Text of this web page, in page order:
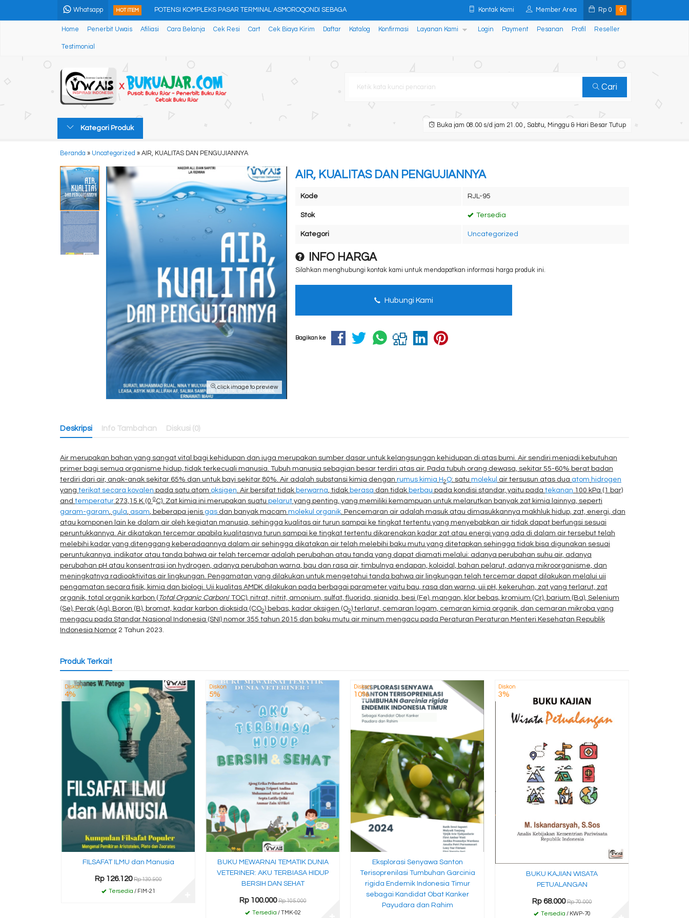
Whatsapp HOT ITEM POTENSI KOMPLEKS PASAR TERMINAL ASMOROQONDI SEBAGA
Pengolahan Susu Kuda Liar Sumbawa Menjadi Permen S
Memahami Keterikatan Kerja Perawat
Pembelajaran PAI Berbasis Deep Learning untuk Peng
TIGA RISALAH: Mengenal Allah, Mengenal Nabi Muhamm
Kontak Kami Member Area Rp 0 0
Home Penerbit Uwais Afiliasi Cara Belanja Cek Resi Cart Cek Biaya Kirim Daftar Katalog Konfirmasi Layanan Kami Login Payment Pesanan Profil Reseller
Testimonial
Cari
Kategori Produk Buka jam 08.00 s/d jam 21.00 , Sabtu, Minggu & Hari Besar Tutup
Beranda » Uncategorized » AIR, KUALITAS DAN PENGUJIANNYA
click image to preview
AIR, KUALITAS DAN PENGUJIANNYA
Kode RJL-95
Stok Tersedia
Kategori Uncategorized
INFO HARGA
Silahkan menghubungi kontak kami untuk mendapatkan informasi harga produk ini.
Hubungi Kami
Bagikan ke
Deskripsi Info Tambahan Diskusi (0)
Air merupakan bahan yang sangat vital bagi kehidupan dan juga merupakan sumber dasar untuk kelangsungan kehidupan di atas bumi. Air sendiri menjadi kebutuhan
primer bagi semua organisme hidup, tidak terkecuali manusia. Tubuh manusia sebagian besar terdiri atas air. Pada tubuh orang dewasa, sekitar 55-60% berat badan
terdiri dari air, anak-anak sekitar 65% dan untuk bayi sekitar 80%. Air adalah substansi kimia dengan rumus kimia H2O: satu molekul air tersusun atas dua atom hidrogen
yang terikat secara kovalen pada satu atom oksigen. Air bersifat tidak berwarna, tidak berasa dan tidak berbau pada kondisi standar, yaitu pada tekanan 100 kPa (1 bar)
and temperatur 273,15 K (0 0C). Zat kimia ini merupakan suatu pelarut yang penting, yang memiliki kemampuan untuk melarutkan banyak zat kimia lainnya, seperti
garam-garam, gula, asam, beberapa jenis gas dan banyak macam molekul organik. Pencemaran air adalah masuk atau dimasukkannya makhluk hidup, zat, energi, dan
atau komponen lain ke dalam air oleh kegiatan manusia, sehingga kualitas air turun sampai ke tingkat tertentu yang menyebabkan air tidak dapat berfungsi sesuai
peruntukkannya. Air dikatakan tercemar apabila kualitasnya turun sampai ke tingkat tertentu dikarenakan kadar zat atau energi yang ada di dalam air tersebut telah
melebihi kadar yang ditenggang keberadaannya dalam air sehingga dikatakan air telah melebihi baku mutu yang ditetapkan sehingga tidak bisa digunakan sesuai
peruntukannya. indikator atau tanda bahwa air telah tercemar adalah perubahan atau tanda yang dapat diamati melalui: adanya perubahan suhu air, adanya
perubahan pH atau konsentrasi ion hydrogen, adanya perubahan warna, bau dan rasa air, timbulnya endapan, koloidal, bahan pelarut, adanya mikroorganisme, dan
meningkatnya radioaktivitas air lingkungan. Pengamatan yang dilakukan untuk mengetahui tanda bahwa air lingkungan telah tercemar dapat dilakukan melalui uii
pengamatan secara fisik, kimia dan biologi. Uji kualitas AMDK dilakukan pada berbagai parameter yaitu bau, rasa dan warna, uji pH, kekeruhan, zat yang terlarut, zat
organik, total organik karbon ( Total Organic Carbon/ TOC), nitrat, nitrit, amonium, sulfat, fluorida, sianida, besi (Fe), mangan, klor bebas, kromium (Cr), barium (Ba), Selenium
(Se), Perak (Ag), Boron (B), bromat, kadar karbon dioksida (CO2) bebas, kadar oksigen (O2) terlarut, cemaran logam, cemaran kimia organik, dan cemaran mikroba yang
mengacu pada Standar Nasional Indonesia (SNI) nomor 355 tahun 2015 dan baku mutu air minum mengacu pada Peraturan Peraturan Menteri Kesehatan Republik
Indonesia Nomor 2 Tahun 2023.
Produk Terkait
Diskon
4%
FILSAFAT ILMU dan Manusia
Rp 126.120 Rp 130.900
Tersedia / FIM-21
Diskon
5%
BUKU MEWARNAI TEMATIK DUNIA
VETERINER: AKU TERBIASA HIDUP
BERSIH DAN SEHAT
Rp 100.000 Rp 105.000
Tersedia / TMK-02
Diskon
10%
Eksplorasi Senyawa Santon
Terisoprenilasi Tumbuhan Garcinia
rigida Endemik Indonesia Timur
sebagai Kandidat Obat Kanker
Payudara dan Rahim
Diskon
3%
BUKU KAJIAN WISATA
PETUALANGAN
Rp 68.000 Rp 70.000
Tersedia / KWP-70